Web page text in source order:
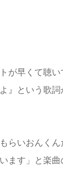
が早くて聴
』という歌
らいおんく
ます」と楽曲